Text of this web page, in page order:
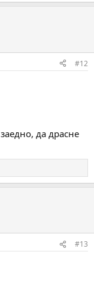
#12
да драсне
#13